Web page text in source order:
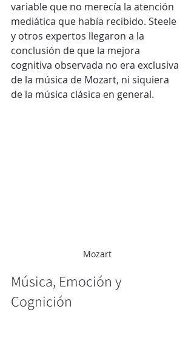
variable que no merecía la atención
mediática que había recibido. Steele
y otros expertos llegaron a la
conclusión de que la mejora
cognitiva observada no era exclusiva
de la música de Mozart, ni siquiera
de la música clásica en general.
Mozart
Música, Emoción y
Cognición